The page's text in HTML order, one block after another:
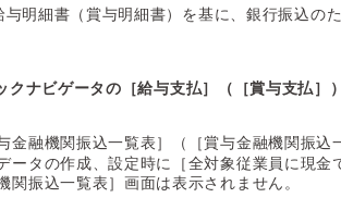
与明細書（賞与明細書）を基に、銀行振込の
クナビゲータの［給与支払］（［賞与支払］
与金融機関振込一覧表］（［賞与金融機関振込
ータの作成、設定時に［全対象従業員に現
関振込一覧表］画面は表示されません。